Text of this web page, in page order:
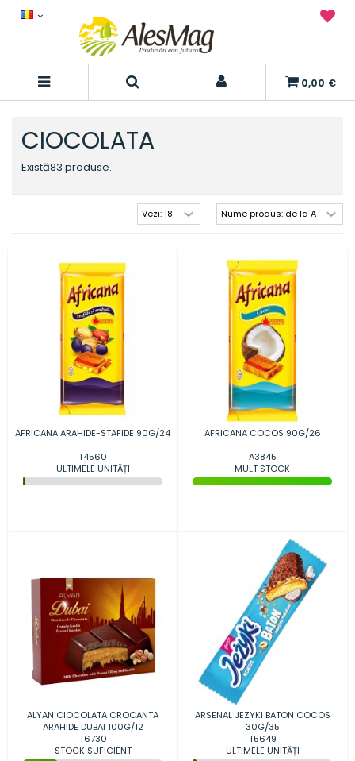
0,00 €
CIOCOLATA
Există83 produse.
AFRICANA ARAHIDE-STAFIDE 90G/24
T4560
ULTIMELE UNITĂȚI
AFRICANA COCOS 90G/26
A3845
MULT STOCK
ALYAN CIOCOLATA CROCANTA
ARAHIDE DUBAI 100G/12
T6730
STOCK SUFICIENT
ARSENAL JEZYKI BATON COCOS
30G/35
T5649
ULTIMELE UNITĂȚI